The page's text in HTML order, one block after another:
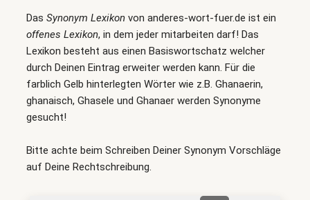
Das Synonym Lexikonvon anderes-wort-fuer.de ist ein
offenes Lexikon, in dem jeder mitarbeiten darf! Das
Lexikon besteht aus einen Basiswortschatz welcher
durch Deinen Eintrag erweiter werden kann. Für die
farblich Gelb hinterlegten Wörter wie z.B. Ghanaerin,
ghanaisch, Ghasele und Ghanaer werden Synonyme
gesucht!
Bitte achte beim Schreiben Deiner Synonym Vorschläge
auf Deine Rechtschreibung.